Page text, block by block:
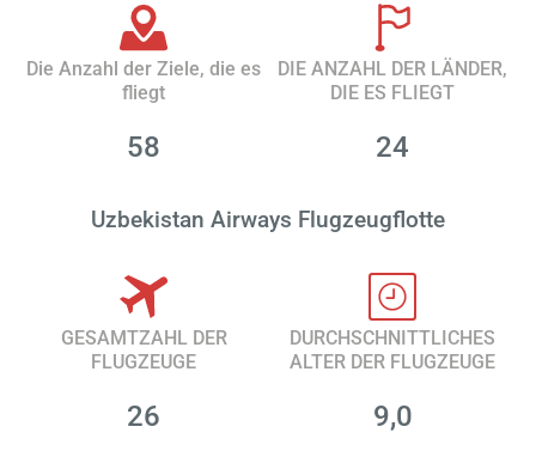
Die Anzahl der Ziele, die es
fliegt
58
DIE ANZAHL DER LÄNDER,
DIE ES FLIEGT
24
Uzbekistan Airways Flugzeugflotte
GESAMTZAHL DER
FLUGZEUGE
26
DURCHSCHNITTLICHES
ALTER DER FLUGZEUGE
9,0